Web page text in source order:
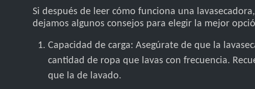
Si después de leer cómo funciona una
dejamos algunos consejos para elegir la mejor
Capacidad de carga: Asegúrate de que la
cantidad de ropa que lavas con frecuencia.
que la de lavado.